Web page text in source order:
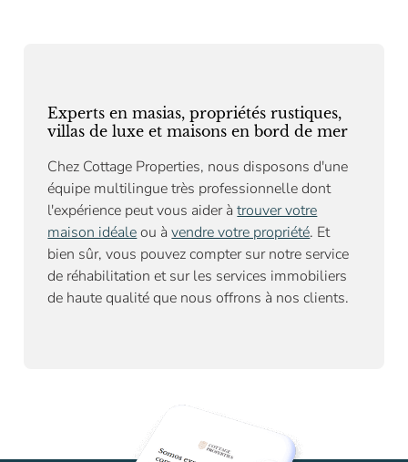
Experts en masias, propriétés rustiques,
villas de luxe et maisons en bord de mer
Chez Cottage Properties, nous disposons d'une
équipe multilingue très professionnelle dont
l'expérience peut vous aider àtrouver votre
maison idéaleou àvendre votre propriété. Et
bien sûr, vous pouvez compter sur notre service
de réhabilitation et sur les services immobiliers
de haute qualité que nous offrons à nos clients.